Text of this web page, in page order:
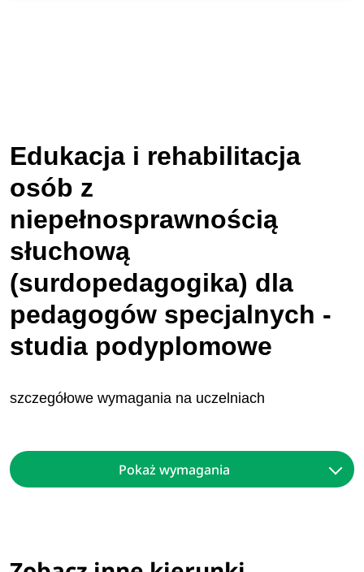
Edukacja i rehabilitacja
osób z
niepełnosprawnością
słuchową
(surdopedagogika) dla
pedagogów specjalnych -
studia podyplomowe
szczegółowe wymagania na uczelniach
Pokaż wymagania